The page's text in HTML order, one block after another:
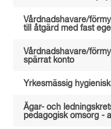
Vårdnadshavare/
till åtgärd med fast
Vårdnadshavare/
spärrat konto
Yrkesmässig
Ägar- och
pedagogisk omsorg -